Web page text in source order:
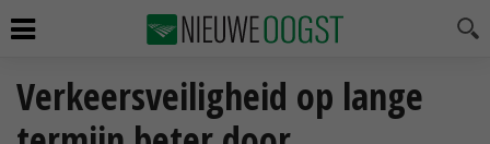
Verkeersveiligheid op lange